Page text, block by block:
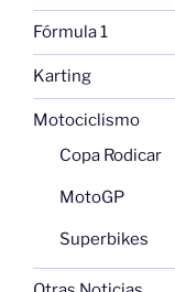
Fórmula 1
Karting
Motociclismo
Copa Rodicar
MotoGP
Superbikes